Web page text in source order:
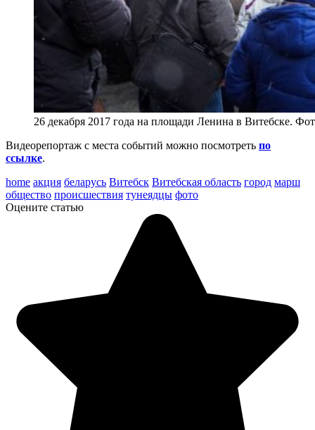
26 декабря 2017 года на площади Ленина в Витебске.
Видеорепортаж с места событий можно посмотреть по
ссылке.
home акция беларусь Витебск Витебская область город марш
общество происшествия тунеядцы фото
Оцените статью